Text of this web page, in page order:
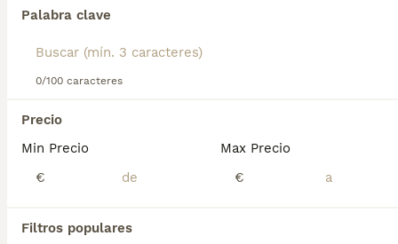
Palabra clave
0/100 caracteres
Precio
Min Precio
€
Max Precio
€
Filtros populares
para obtener información sobre esta raza de perro.
en Guipúzcoa.
Si deseas exactamente esta búsqueda guarda tu